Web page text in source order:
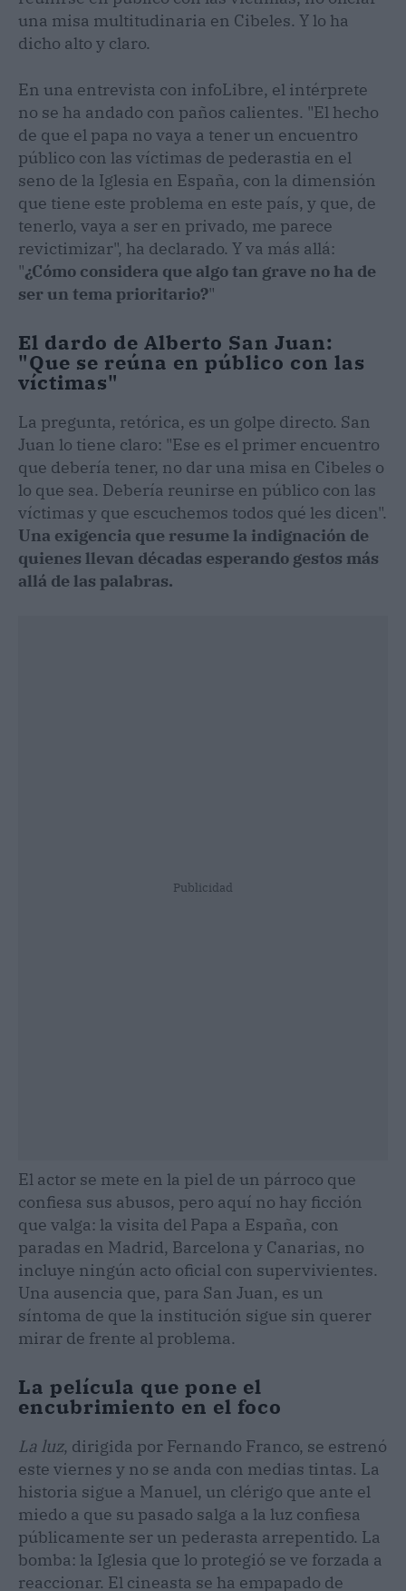
una misa multitudinaria en Cibeles. Y lo ha
dicho alto y claro.
En una entrevista con infoLibre, el intérprete
no se ha andado con paños calientes. "El hecho
de que el papa no vaya a tener un encuentro
público con las víctimas de pederastia en el
seno de la Iglesia en España, con la dimensión
que tiene este problema en este país, y que, de
tenerlo, vaya a ser en privado, me parece
revictimizar", ha declarado. Y va más allá:
"¿Cómo considera que algo tan grave no ha de
ser un tema prioritario?"
El dardo de Alberto San Juan:
"Que se reúna en público con las
víctimas"
La pregunta, retórica, es un golpe directo. San
Juan lo tiene claro: "Ese es el primer encuentro
que debería tener, no dar una misa en Cibeles o
lo que sea. Debería reunirse en público con las
víctimas y que escuchemos todos qué les dicen".
Una exigencia que resume la indignación de
quienes llevan décadas esperando gestos más
allá de las palabras.
Publicidad
El actor se mete en la piel de un párroco que
confiesa sus abusos, pero aquí no hay ficción
que valga: la visita del Papa a España, con
paradas en Madrid, Barcelona y Canarias, no
incluye ningún acto oficial con supervivientes.
Una ausencia que, para San Juan, es un
síntoma de que la institución sigue sin querer
mirar de frente al problema.
La película que pone el
encubrimiento en el foco
La luz, dirigida por Fernando Franco, se estrenó
este viernes y no se anda con medias tintas. La
historia sigue a Manuel, un clérigo que ante el
miedo a que su pasado salga a la luz confiesa
públicamente ser un pederasta arrepentido. La
bomba: la Iglesia que lo protegió se ve forzada a
reaccionar. El cineasta se ha empapado de